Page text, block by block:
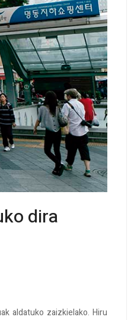
dira
aldatuko zaizkielako. Hiru